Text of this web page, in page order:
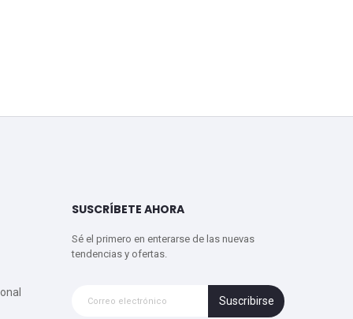
SUSCRÍBETE AHORA
Sé el primero en enterarse de las nuevas
tendencias y ofertas.
Suscribirse